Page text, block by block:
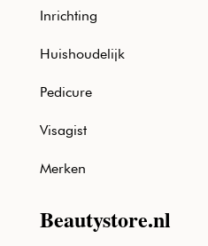
Inrichting
Huishoudelijk
Pedicure
Visagist
Merken
Beautystore.nl